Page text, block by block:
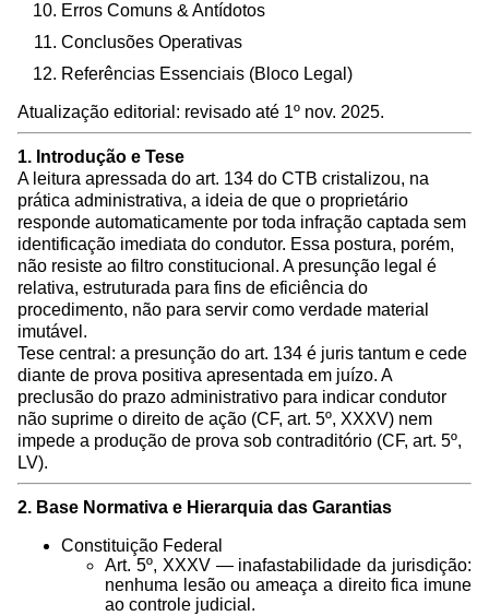
Erros Comuns & Antídotos
Conclusões Operativas
Referências Essenciais (Bloco Legal)
Atualização editorial: revisado até 1º nov. 2025.
1. Introdução e Tese
A leitura apressada do art. 134 do CTB cristalizou, na
prática administrativa, a ideia de que o proprietário
responde automaticamente por toda infração captada sem
identificação imediata do condutor. Essa postura, porém,
não resiste ao filtro constitucional. A presunção legal é
relativa, estruturada para fins de eficiência do
procedimento, não para servir como verdade material
imutável.
Tese central: a presunção do art. 134 é juris tantum e cede
diante de prova positiva apresentada em juízo. A
preclusão do prazo administrativo para indicar condutor
não suprime o direito de ação (CF, art. 5º, XXXV) nem
impede a produção de prova sob contraditório (CF, art. 5º,
LV).
2. Base Normativa e Hierarquia das Garantias
Constituição Federal
Art. 5º, XXXV — inafastabilidade da jurisdição:
nenhuma lesão ou ameaça a direito fica imune
ao controle judicial.